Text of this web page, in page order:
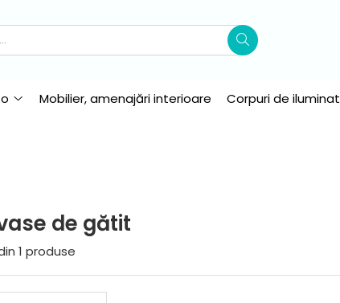
Mobilier, amenajări interioare Corpuri de iluminat
de gătit
1 produse